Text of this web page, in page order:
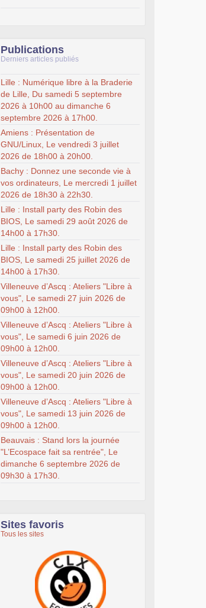
Publications
Derniers articles publiés
Lille : Numérique libre à la Braderie
de Lille, Du samedi 5 septembre
2026 à 10h00 au dimanche 6
septembre 2026 à 17h00.
Amiens : Présentation de
GNU/Linux, Le vendredi 3 juillet
2026 de 18h00 à 20h00.
Bachy : Donnez une seconde vie à
vos ordinateurs, Le mercredi 1 juillet
2026 de 18h30 à 22h30.
Lille : Install party des Robin des
BIOS, Le samedi 29 août 2026 de
14h00 à 17h30.
Lille : Install party des Robin des
BIOS, Le samedi 25 juillet 2026 de
14h00 à 17h30.
Villeneuve d’Ascq : Ateliers "Libre à
vous", Le samedi 27 juin 2026 de
09h00 à 12h00.
Villeneuve d’Ascq : Ateliers "Libre à
vous", Le samedi 6 juin 2026 de
09h00 à 12h00.
Villeneuve d’Ascq : Ateliers "Libre à
vous", Le samedi 20 juin 2026 de
09h00 à 12h00.
Villeneuve d’Ascq : Ateliers "Libre à
vous", Le samedi 13 juin 2026 de
09h00 à 12h00.
Beauvais : Stand lors la journée
"L’Ecospace fait sa rentrée", Le
dimanche 6 septembre 2026 de
09h30 à 17h30.
Sites favoris
Tous les sites